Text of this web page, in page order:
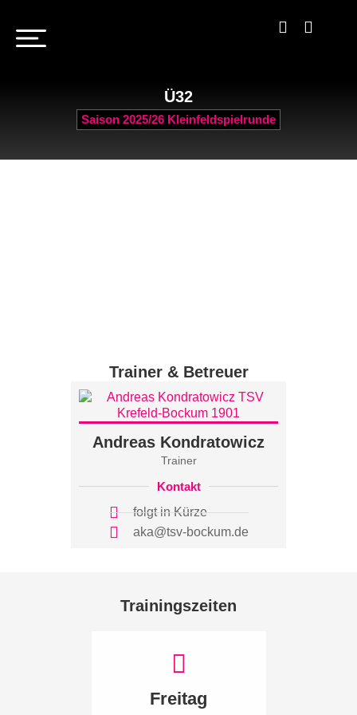
Ü32
Saison 2025/26 Kleinfeldspielrunde
Trainer & Betreuer
Andreas Kondratowicz
Trainer
Kontakt
folgt in Kürze
aka@tsv-bockum.de
Trainingszeiten
Freitag